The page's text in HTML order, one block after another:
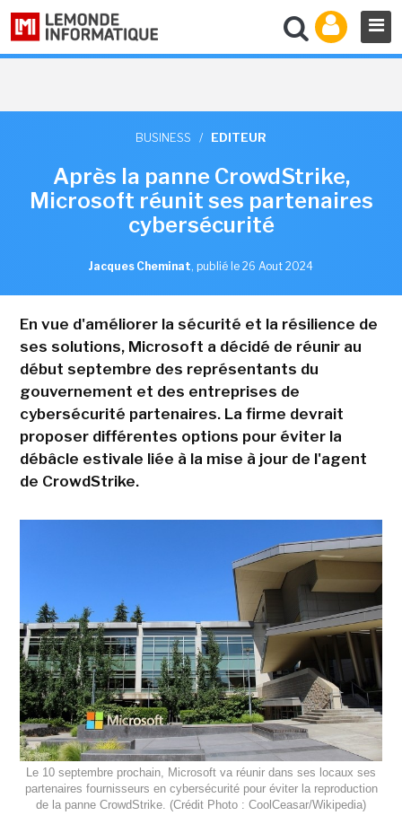
BUSINESS / EDITEUR
Après la panne CrowdStrike,
Microsoft réunit ses partenaires
cybersécurité
Jacques Cheminat, publié le 26 Aout 2024
En vue d'améliorer la sécurité et la résilience de
ses solutions, Microsoft a décidé de réunir au
début septembre des représentants du
gouvernement et des entreprises de
cybersécurité partenaires. La firme devrait
proposer différentes options pour éviter la
débâcle estivale liée à la mise à jour de l'agent
de CrowdStrike.
Le 10 septembre prochain, Microsoft va réunir dans ses locaux ses
partenaires fournisseurs en cybersécurité pour éviter la reproduction
de la panne CrowdStrike. (Crédit Photo : CoolCeasar/Wikipedia)